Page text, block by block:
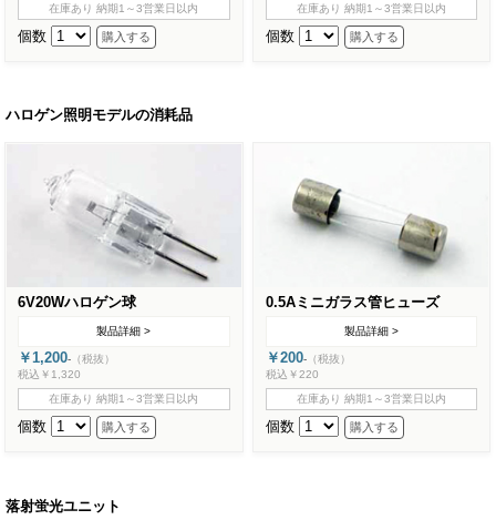
在庫あり 納期1～3営業日以内
個数
在庫あり 納期1～3営業日以内
個数
ハロゲン照明モデルの消耗品
6V20Wハロゲン球
製品詳細 >
￥1,200- （税抜）
税込￥1,320
在庫あり 納期1～3営業日以内
個数
0.5Aミニガラス管ヒューズ
製品詳細 >
￥200- （税抜）
税込￥220
在庫あり 納期1～3営業日以内
個数
落射蛍光ユニット